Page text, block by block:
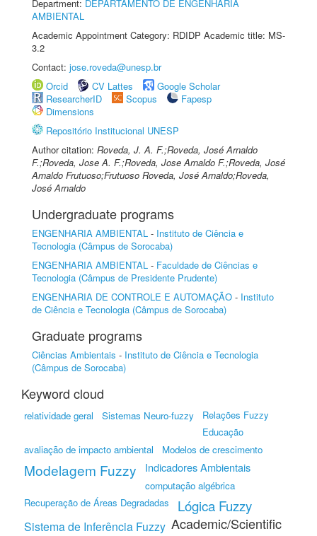
Department: DEPARTAMENTO DE ENGENHARIA
AMBIENTAL
Academic Appointment Category: RDIDP Academic title: MS-
3.2
Contact: jose.roveda@unesp.br
Orcid
CV Lattes
Google Scholar
ResearcherID
Scopus
Fapesp
Dimensions
Repositório Institucional UNESP
Author citation: Roveda, J. A. F.;Roveda, José Arnaldo
F.;Roveda, Jose A. F.;Roveda, Jose Arnaldo F.;Roveda, José
Arnaldo Frutuoso;Frutuoso Roveda, José Arnaldo;Roveda,
José Arnaldo
Undergraduate programs
ENGENHARIA AMBIENTAL - Instituto de Ciência e
Tecnologia (Câmpus de Sorocaba)
ENGENHARIA AMBIENTAL - Faculdade de Ciências e
Tecnologia (Câmpus de Presidente Prudente)
ENGENHARIA DE CONTROLE E AUTOMAÇÃO - Instituto
de Ciência e Tecnologia (Câmpus de Sorocaba)
Graduate programs
Ciências Ambientais - Instituto de Ciência e Tecnologia
(Câmpus de Sorocaba)
Keyword cloud
relatividade geral Sistemas Neuro-fuzzy
Relações Fuzzy
Educação
avaliação de impacto ambiental
Modelos de crescimento
Modelagem Fuzzy Indicadores Ambientais
computação algébrica
Recuperação de Áreas Degradadas
Lógica Fuzzy
Sistema de Inferência Fuzzy Academic/Scientific